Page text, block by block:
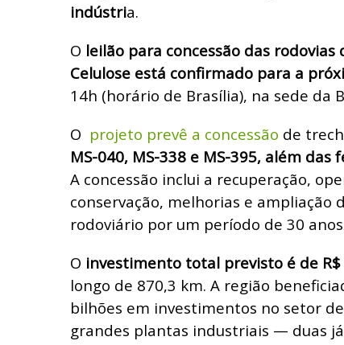
indústria.
O leilão para concessão das
Celulose está confirmado para a
14h (horário de Brasília), na sede da
O projeto prevê a concessão de
MS-040, MS-338 e MS-395, além das
A concessão inclui a recuperação,
conservação, melhorias e ampliação
rodoviário por um período de 30
O investimento total previsto é de
longo de 870,3 km. A região
bilhões em investimentos no setor
grandes plantas industriais — duas